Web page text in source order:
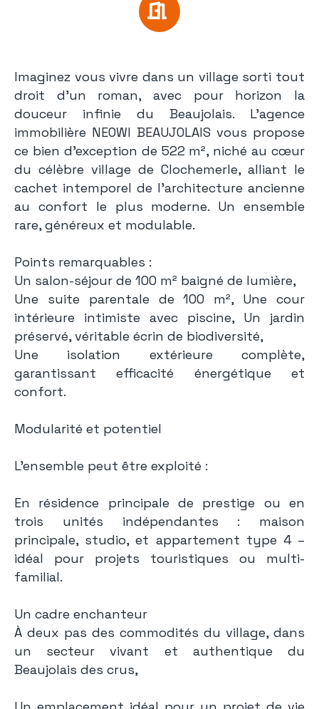
Imaginez vous vivre dans un village sorti tout
droit d'un roman, avec pour horizon la
douceur infinie du Beaujolais. L'agence
immobilière NEOWI BEAUJOLAIS vous propose
ce bien d'exception de 522 m², niché au cœur
du célèbre village de Clochemerle, alliant le
cachet intemporel de l'architecture ancienne
au confort le plus moderne. Un ensemble
rare, généreux et modulable.
Points remarquables :
Un salon-séjour de 100 m² baigné de lumière,
Une suite parentale de 100 m², Une cour
intérieure intimiste avec piscine, Un jardin
préservé, véritable écrin de biodiversité,
Une isolation extérieure complète,
garantissant efficacité énergétique et
confort.
Modularité et potentiel
L’ensemble peut être exploité :
En résidence principale de prestige ou en
trois unités indépendantes : maison
principale, studio, et appartement type 4 –
idéal pour projets touristiques ou multi-
familial.
Un cadre enchanteur
À deux pas des commodités du village, dans
un secteur vivant et authentique du
Beaujolais des crus,